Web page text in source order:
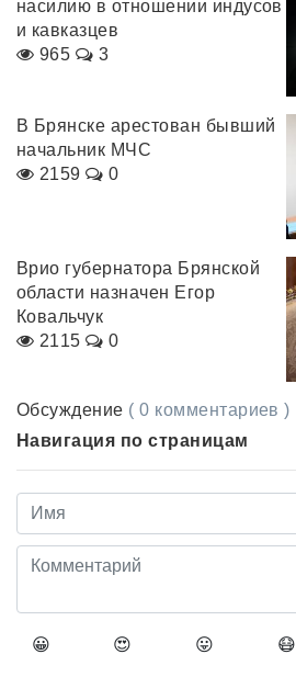
насилию в отношении индусов
и кавказцев
965
3
В Брянске арестован бывший
начальник МЧС
2159
0
Врио губернатора Брянской
области назначен Егор
Ковальчук
2115
0
Обсуждение ( 0 комментариев )
Навигация по страницам
😀 😍 😛 😷